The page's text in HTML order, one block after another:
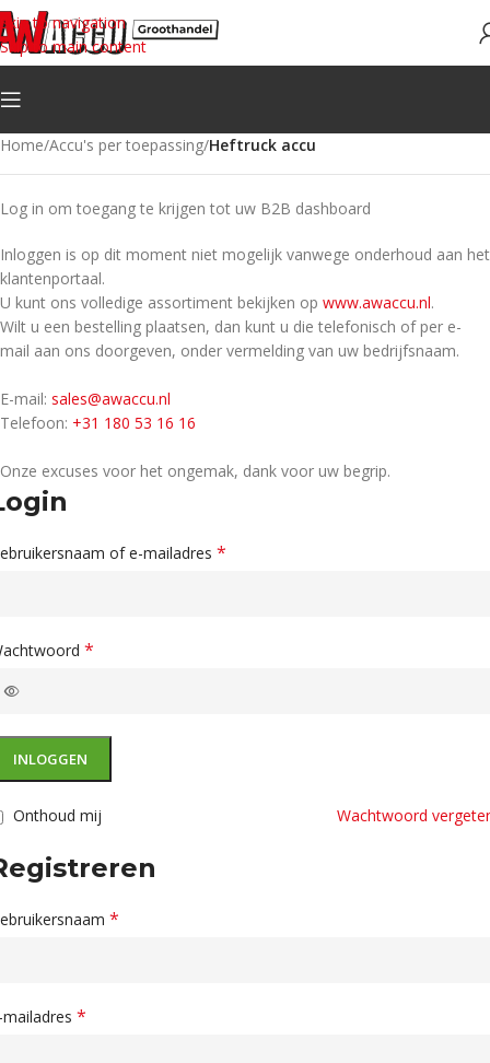
Skip to navigation
Skip to main content
Home/Accu's per toepassing/Heftruck accu
Log in om toegang te krijgen tot uw B2B dashboard
Inloggen is op dit moment niet mogelijk vanwege onderhoud aan het
klantenportaal.
U kunt ons volledige assortiment bekijken op www.awaccu.nl.
Wilt u een bestelling plaatsen, dan kunt u die telefonisch of per e-
mail aan ons doorgeven, onder vermelding van uw bedrijfsnaam.
E-mail: sales@awaccu.nl
Telefoon: +31 180 53 16 16
Onze excuses voor het ongemak, dank voor uw begrip.
of e-mailadres *
*
INLOGGEN
Wachtwoord
Onthoud mij
*
mailadres *